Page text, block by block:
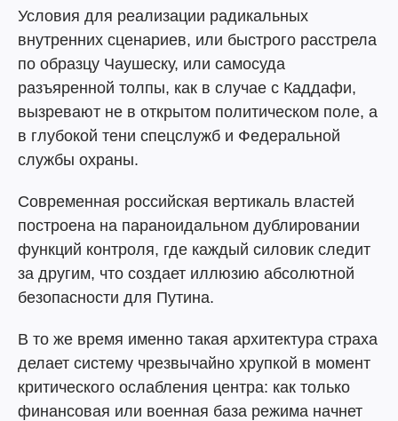
Условия для реализации радикальных
внутренних сценариев, или быстрого расстрела
по образцу Чаушеску, или самосуда
разъяренной толпы, как в случае с Каддафи,
вызревают не в открытом политическом поле, а
в глубокой тени спецслужб и Федеральной
службы охраны.
Современная российская вертикаль властей
построена на параноидальном дублировании
функций контроля, где каждый силовик следит
за другим, что создает иллюзию абсолютной
безопасности для Путина.
В то же время именно такая архитектура страха
делает систему чрезвычайно хрупкой в момент
критического ослабления центра: как только
финансовая или военная база режима начнет